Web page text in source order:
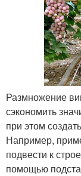
Размножение
сэкономить
при этом
Например,
подвести к
помощью